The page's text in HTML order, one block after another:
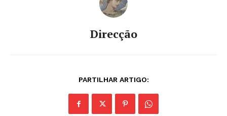
Direcção
PARTILHAR ARTIGO: